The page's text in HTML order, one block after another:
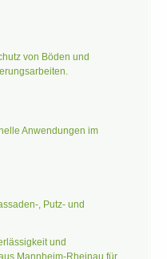
von Böden und
Anwendungen im
, Putz- und
und
Mannheim-Rheinau für